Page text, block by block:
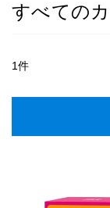
すべての
1件